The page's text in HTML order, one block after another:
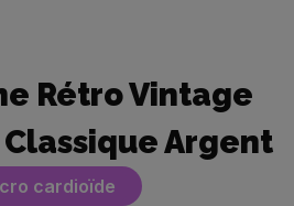
Rétro Vintage
Argent
cardioïde